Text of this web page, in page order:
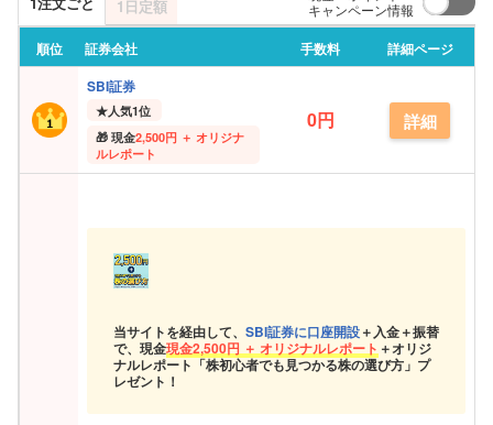
1日定額
キャンペーン情報
順位 証券会社 手数料
詳細ページ
SBI証券
★人気1位
現金2,500円 ＋ オリジナ
ルレポート
0円 詳細
当サイトを経由して、 SBI証券に口座開設＋入金＋振替
で、現金現金2,500円 ＋ オリジナルレポート ＋オリジ
ナルレポート「株初心者でも見つかる株の選び方」プ
レゼント！